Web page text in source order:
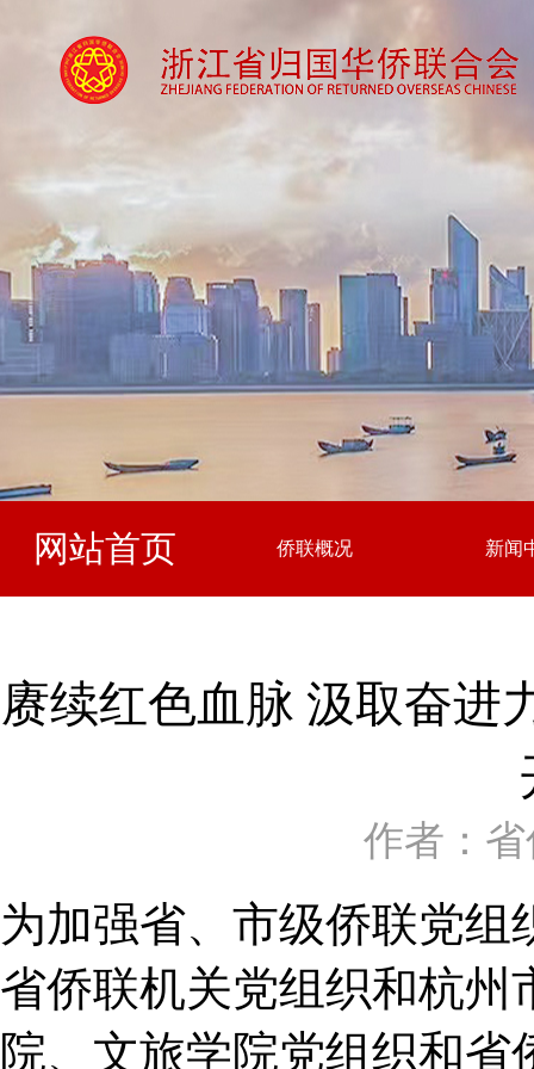
网站首页 侨联概况 新闻
赓续红色血脉 汲取奋
作者：
为加强省、市级侨联党组
省侨联机关党组织和杭州
院、文旅学院党组织和